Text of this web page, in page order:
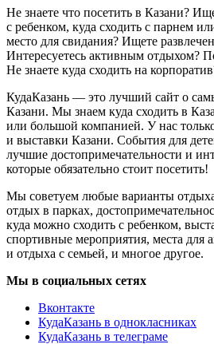
Не знаете что посетить в Казани?
с ребенком, куда сходить с парнем
место для свидания? Ищете
Интересуетесь активным отдыхом?
Не знаете куда сходить на
КудаКазань — это лучший сайт о
Казани. Мы знаем куда сходить в
или большой компанией. У нас
и выставки Казани. События для
лучшие достопримечательности и
которые обязательно стоит посетить!
Мы советуем любые варианты
отдых в парках,
куда можно сходить с ребенком,
спортивные мероприятия, места для
и отдыха с семьей, и многое другое.
Мы в социальных сетях
Вконтакте
КудаКазань в однокласниках
КудаКазань в телеграме